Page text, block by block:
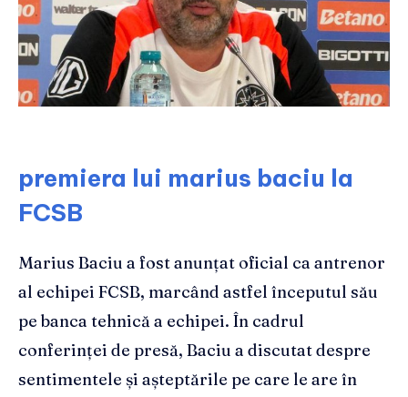
premiera lui marius baciu la
FCSB
Marius Baciu a fost anunțat oficial ca antrenor
al echipei FCSB, marcând astfel începutul său
pe banca tehnică a echipei. În cadrul
conferinței de presă, Baciu a discutat despre
sentimentele și așteptările pe care le are în